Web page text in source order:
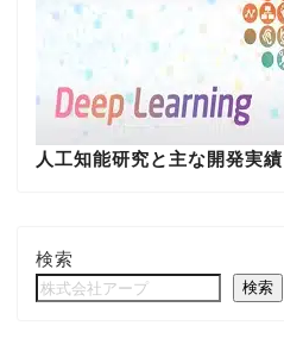
人工知能研究と主な開発実績
検索
検索